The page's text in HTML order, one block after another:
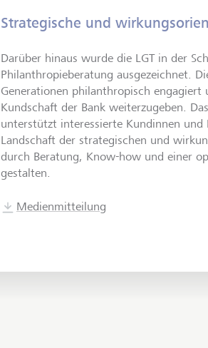
Strategische und
Darüber hinaus wurde die LGT in der
Philanthropieberatung ausgezeichnet.
Generationen philanthropisch
Kundschaft der Bank weiterzugeben.
unterstützt interessierte Kundinnen
Landschaft der strategischen und
durch Beratung, Know-how und einer
gestalten.
Medienmitteilung